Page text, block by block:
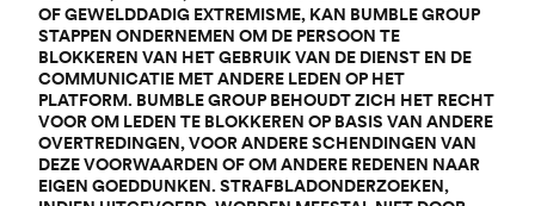
OF GEWELDDADIG EXTREMISME, KAN BUMBLE GROUP
STAPPEN ONDERNEMEN OM DE PERSOON TE
BLOKKEREN VAN HET GEBRUIK VAN DE DIENST EN DE
COMMUNICATIE MET ANDERE LEDEN OP HET
PLATFORM. BUMBLE GROUP BEHOUDT ZICH HET RECHT
VOOR OM LEDEN TE BLOKKEREN OP BASIS VAN ANDERE
OVERTREDINGEN, VOOR ANDERE SCHENDINGEN VAN
DEZE VOORWAARDEN OF OM ANDERE REDENEN NAAR
EIGEN GOEDDUNKEN. STRAFBLADONDERZOEKEN,